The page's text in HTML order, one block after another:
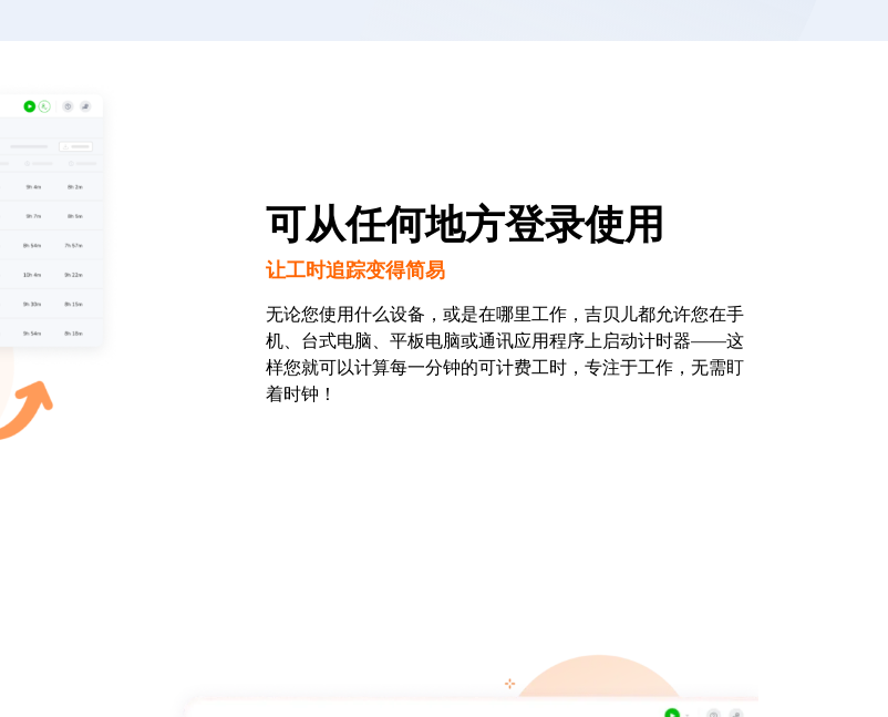
可从任何地方登录使用
让工时追踪变得简易
无论您使用什么设备，或是在哪里工作，吉贝儿都允许您在手
机、台式电脑、平板电脑或通讯应用程序上启动计时器——这
样您就可以计算每一分钟的可计费工时，专注于工作，无需盯
着时钟！